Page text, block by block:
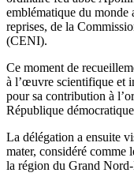
emblématique du monde
reprises, de la
(CENI).
Ce moment de
à l’œuvre scientifique et
pour sa contribution à
République
La délégation a ensuite
mater, considéré comme
la région du Grand